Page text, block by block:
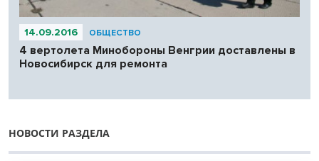
14.09.2016 ОБЩЕСТВО
4 вертолета Минобороны Венгрии доставлены в
Новосибирск для ремонта
НОВОСТИ РАЗДЕЛА